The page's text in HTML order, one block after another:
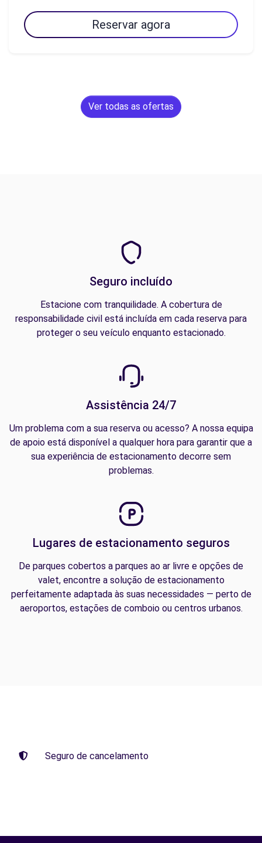
Reservar agora
Ver todas as ofertas
Seguro incluído
Estacione com tranquilidade. A cobertura de
responsabilidade civil está incluída em cada reserva para
proteger o seu veículo enquanto estacionado.
Assistência 24/7
Um problema com a sua reserva ou acesso? A nossa equipa
de apoio está disponível a qualquer hora para garantir que a
sua experiência de estacionamento decorre sem
problemas.
Lugares de estacionamento seguros
De parques cobertos a parques ao ar livre e opções de
valet, encontre a solução de estacionamento
perfeitamente adaptada às suas necessidades — perto de
aeroportos, estações de comboio ou centros urbanos.
Seguro de cancelamento